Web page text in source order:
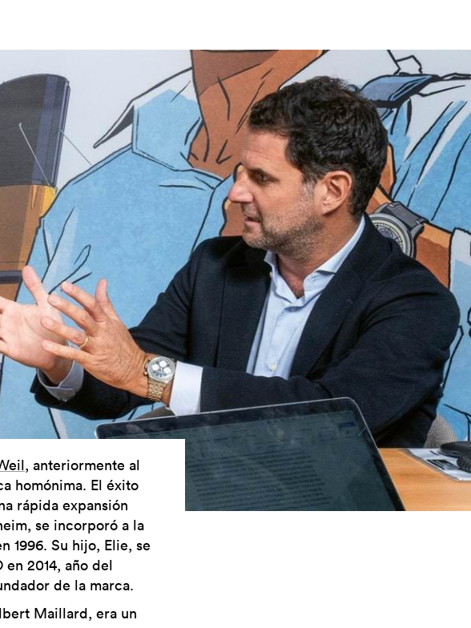
, anteriormente al
homónima. El éxito
rápida expansión
se incorporó a la
1996. Su hijo, Elie, se
2014, año del
de la marca.
Maillard, era un